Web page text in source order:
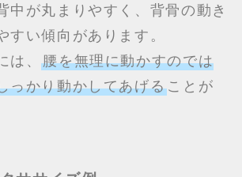
中が丸まりやすく、背骨の動き
すい傾向があります。
は、腰を無理に動かすのでは
っかり動かしてあげることが